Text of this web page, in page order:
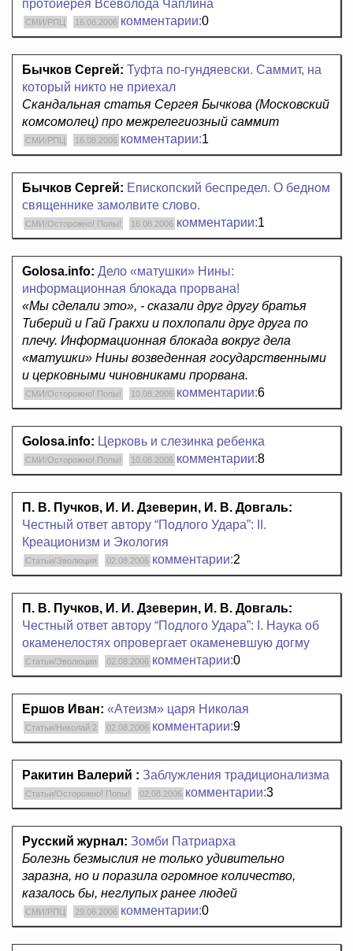
протоиерея Всеволода Чаплина
СМИ/РПЦ 16.08.2006 комментарии:0
Бычков Сергей: Туфта по-гундяевски. Саммит, на
который никто не приехал
Скандальная статья Сергея Бычкова (Московский
комсомолец) про межрелегиозный саммит
СМИ/РПЦ 16.08.2006 комментарии:1
Бычков Сергей: Епископский беспредел. О бедном
священнике замолвите слово.
СМИ/Осторожно! Попы! 16.08.2006 комментарии:1
Golosa.info: Дело «матушки» Нины:
информационная блокада прорвана!
«Мы сделали это», - сказали друг другу братья
Тиберий и Гай Гракхи и похлопали друг друга по
плечу. Информационная блокада вокруг дела
«матушки» Нины возведенная государственными
и церковными чиновниками прорвана.
СМИ/Осторожно! Попы! 10.08.2006 комментарии:6
Golosa.info: Церковь и слезинка ребенка
СМИ/Осторожно! Попы! 10.08.2006 комментарии:8
П. В. Пучков, И. И. Дзеверин, И. В. Довгаль:
Честный ответ автору “Подлого Удара”: II.
Креационизм и Экология
Статьи/Эволюция 02.08.2006 комментарии:2
П. В. Пучков, И. И. Дзеверин, И. В. Довгаль:
Честный ответ автору “Подлого Удара”: I. Наука об
окаменелостях опровергает окаменевшую догму
Статьи/Эволюция 02.08.2006 комментарии:0
Ершов Иван: «Атеизм» царя Николая
Статьи/Николай 2 02.08.2006 комментарии:9
Ракитин Валерий : Заблужления традиционализма
Статьи/Осторожно! Попы! 02.08.2006 комментарии:3
Русский журнал: Зомби Патриарха
Болезнь безмыслия не только удивительно
заразна, но и поразила огромное количество,
казалось бы, неглупых ранее людей
СМИ/РПЦ 29.06.2006 комментарии:0